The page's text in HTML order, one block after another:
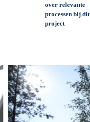
over relevante
processen bij dit
project